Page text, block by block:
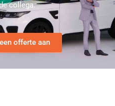
collega.
offerte aan